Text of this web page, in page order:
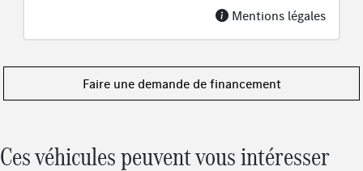
Baguettes de seuil éclairées avec monogramme
Capot moteur actif
Pack Visibilité
Mentions légales
Faire une demande de financement
Ces véhicules peuvent vous intéresser